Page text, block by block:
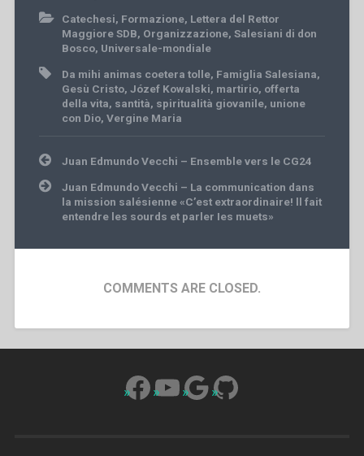
Catechesi, Formazione, Lettera del Rettor
Maggiore SDB, Organizzazione, Salesiani di don
Bosco, Universale-mondiale
Da mihi animas coetera tolle, Famiglia Salesiana,
Gesù Cristo, Józef Kowalski, martirio, offerta
della vita, santità, spiritualità giovanile, unione
con Dio, Vergine Maria
Post
navigation
Juan Edmundo Vecchi – Ensemble vers le CG24
Juan Edmundo Vecchi – La communication dans
la mission salésienne «C’est extraordinaire! ll fait
entendre les sourds et parler Ies muets»
COMMENTS ARE CLOSED.
Facebook
YouTube
Google
GitHub